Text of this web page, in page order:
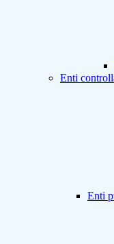
Enti
Enti